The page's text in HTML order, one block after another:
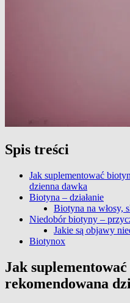
Spis treści
Jak suplementować
dzienna dawka
Biotyna – działanie
Biotyna na włosy,
Niedobór biotyny –
Jakie są objawy
Biotynox
Jak
rekomendowana